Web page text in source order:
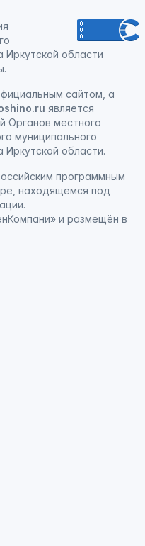
Иркутской области
сайтом, а
является
Органов местного
муниципального
Иркутской области.
программным
находящемся под
.
и размещён в